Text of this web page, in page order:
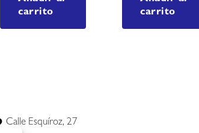
carrito
carrito
Calle Esquíroz, 27